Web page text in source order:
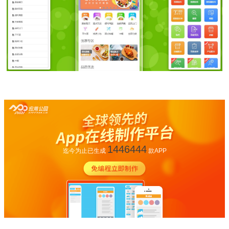
迄今为止已生成 1446444款APP